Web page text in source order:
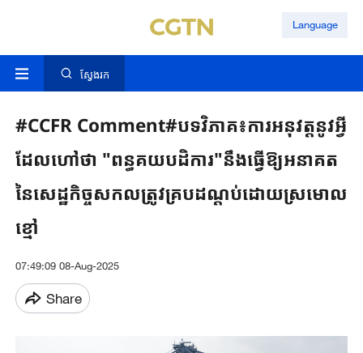
Language
ស្វែងរក
#CCFR Comment#បទវិភាគ៖ការអនុវត្តនូវអ្វី
ដែលហៅថា "ពន្ធគយបដិការ"នឹងធ្វើឱ្យអនាគត
នៃសេដ្ឋកិច្ចសកលត្រូវគ្របដណ្តប់ដោយស្រមោល
ខ្មៅ
07:49:09 08-Aug-2025
Share